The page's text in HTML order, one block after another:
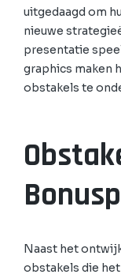
uitgedaagd om
nieuwe
presentatie
graphics maken
obstakels te
Naast het
obstakels die